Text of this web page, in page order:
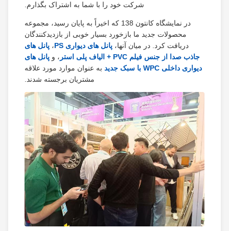
شرکت خود را با شما به اشتراک بگذارم.
در نمایشگاه کانتون 138 که اخیراً به پایان رسید، مجموعه
محصولات جدید ما بازخورد بسیار خوبی از بازدیدکنندگان
دریافت کرد. در میان آنها، پانل های دیواری PS ، پانل های
جاذب صدا از جنس فیلم PVC + الیاف پلی استر
، وپانل های
دیواری داخلی WPC با سبک جدید
به عنوان موارد مورد علاقه
مشتریان برجسته شدند.